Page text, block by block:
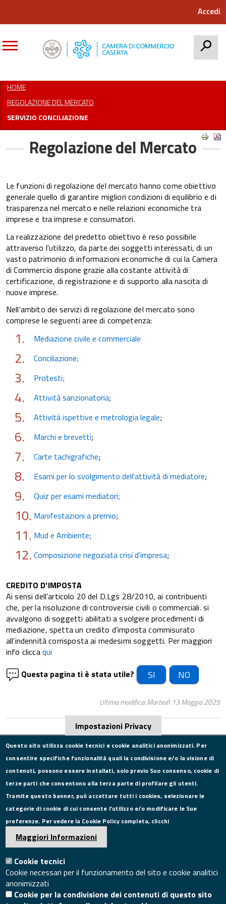
Accedi
HOME
REGOLAZIONE DEL MERCATO
SERVIZIO CONCILIAZIONE
Regolazione del Mercato
Le funzioni di regolazione del mercato hanno come obiettivo
generale quello di garantire migliori condizioni di equilibrio e di
trasparenza nel mercato e nelle relazioni economiche tra
imprese e tra imprese e consumatori.
La realizzazione del predetto obiettivo è reso possibile
attraverso l'utilizzo, da parte dei soggetti interessati, di un
vasto patrimonio di informazioni economiche di cui la Camera
di Commercio dispone grazie alla costante attività di
certificazione, di registrazione e di supporto alla nascita di
nuove imprese.
Nell'ambito dei servizi di regolazione del mercato sono
comprese le seguenti aree di competenza:
Mediazione civile e commerciale
Conciliazione;
Protesti;
Attività sanzionatoria;
Attività ispettive e metrologia legale;
Marchi e brevetti;
Carte tachigrafiche;
Esami per lo svolgimento dell'attività di mediatore;
Quiz per esami mediatori;
Manifestazioni a premio;
Mud e Ambiente;
Composizione negoziata crisi d'impresa;
CREDITO D'IMPOSTA
Ai sensi dell’articolo 20 del D.Lgs 28/2010, ai contribuenti
che, per la risoluzione di controversie civili o commerciali. si
avvalgono di soggetti abilitati a svolgere procedimenti di
mediazione, spetta un credito d’imposta commisurato
all’indennità corrisposta ai medesimi soggetti. Per maggiori
info cliccaqui
Questa pagina ti è stata utile?
SI NO
Ultima modifica: Martedì 13 Maggio 2025
CONTATTI
Via Roma, 75, 81100 Caserta
Tel. 0823249111
Pec:camera.commercio.caserta@ce.legalmail.camcom.it
Email:info@ce.camcom.it
DATI PER LA FATTURAZIONE
P.I. 00908580616
C.F. 80004270619
Codice Univoco Ufficio UFXYA1
SEGUICI SU
Impostazioni Privacy
Questo sito utilizza cookie tecnici e cookie analitici anonimizzati. Per
consentire specifiche funzionalità quali la condivisione e/o la visione di
contenuti, possono essere installati, solo previo Suo consenso, cookie di
terze parti che consentono alla terza parte di profilare gli utenti.
Tramite questo banner, può accettare tutti i cookies, selezionare le
categorie di cookie di cui consente l’utilizzo e/o modificare le Sue
preferenze. Per vedere la Cookie Policy completa, clicchi
Maggiori Informazioni
Cookie tecnici
Cookie necessari per il funzionamento del sito e cookie analitici
anonimizzati
Cookie per la condivisione dei contenuti di questo sito